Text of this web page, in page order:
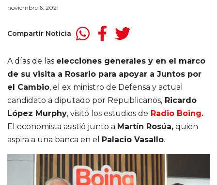
noviembre 6, 2021
Compartir Noticia
A días de las elecciones generales y en el marco
de su visita a Rosario para apoyar a Juntos por
el Cambio, el ex ministro de Defensa y actual
candidato a diputado por Republicanos, Ricardo
López Murphy, visitó los estudios de Radio Boing.
El economista asistió junto a Martín Rosúa, quien
aspira a una banca en el
Palacio Vasallo.